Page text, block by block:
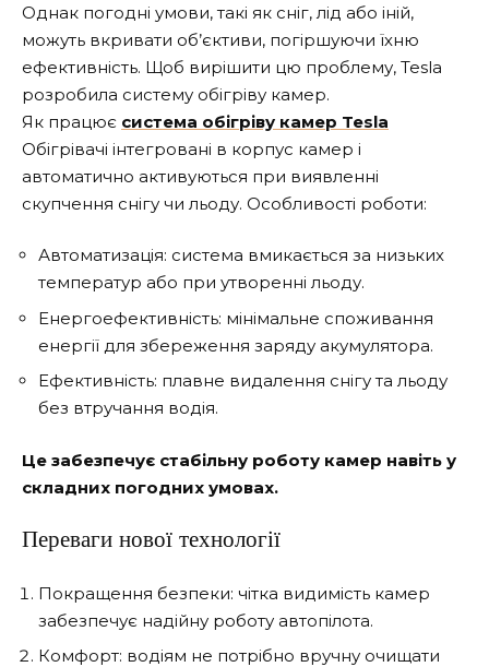
Однак погодні умови, такі як сніг, лід або іній,
можуть вкривати об’єктиви, погіршуючи їхню
ефективність. Щоб вирішити цю проблему, Tesla
розробила систему обігріву камер.
Як працює система обігріву камер Tesla
Обігрівачі інтегровані в корпус камер і
автоматично активуються при виявленні
скупчення снігу чи льоду. Особливості роботи:
Автоматизація: система вмикається за низьких
температур або при утворенні льоду.
Енергоефективність: мінімальне споживання
енергії для збереження заряду акумулятора.
Ефективність: плавне видалення снігу та льоду
без втручання водія.
Це забезпечує стабільну роботу камер навіть у
складних погодних умовах.
Переваги нової технології
Покращення безпеки: чітка видимість камер
забезпечує надійну роботу автопілота.
Комфорт: водіям не потрібно вручну очищати